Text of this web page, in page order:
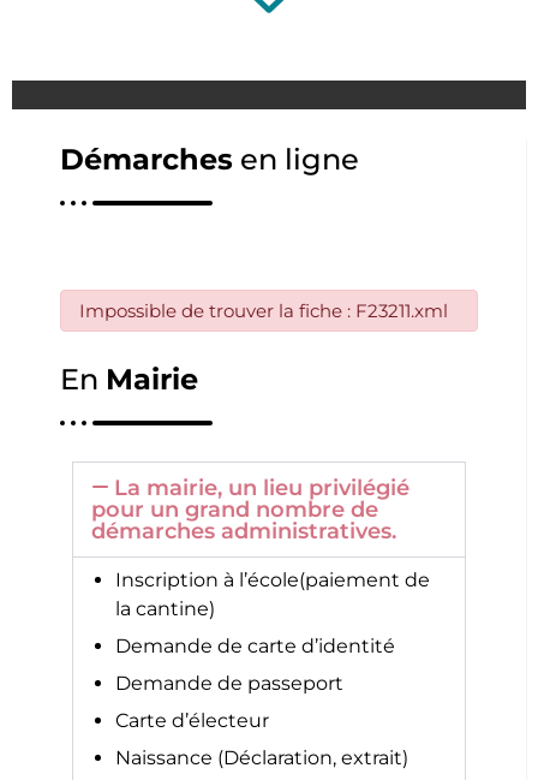
Démarches en ligne
Impossible de trouver la fiche : F23211.xml
En Mairie
La mairie, un lieu privilégié
pour un grand nombre de
démarches administratives.
Inscription à l’école(paiement de
la cantine)
Demande de carte d’identité
Demande de passeport
Carte d’électeur
Naissance (Déclaration, extrait)